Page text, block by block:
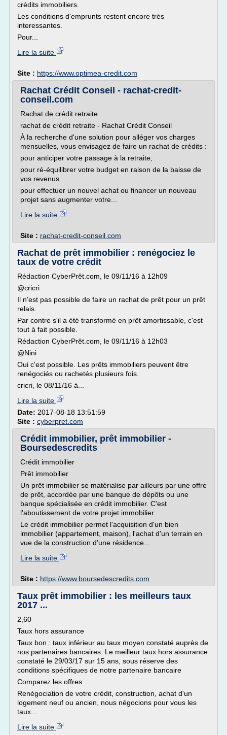
crédits immobiliers.
Les conditions d'emprunts restent encore très
interessantes.
Pour...
Lire la suite
Site : https://www.optimea-credit.com
Rachat Crédit Conseil - rachat-credit-
conseil.com
Rachat de crédit retraite
rachat de crédit retraite - Rachat Crédit Conseil
À la recherche d'une solution pour alléger vos charges
mensuelles, vous envisagez de faire un rachat de crédits :
pour anticiper votre passage à la retraite,
pour ré-équilibrer votre budget en raison de la baisse de
vos revenus
pour effectuer un nouvel achat ou financer un nouveau
projet sans augmenter votre...
Lire la suite
Site : rachat-credit-conseil.com
Rachat de prêt immobilier : renégociez le
taux de votre crédit
Rédaction CyberPrêt.com, le 09/11/16 à 12h09
@cricri
Il n'est pas possible de faire un rachat de prêt pour un prêt
relais.
Par contre s'il a été transformé en prêt amortissable, c'est
tout à fait possible.
Rédaction CyberPrêt.com, le 09/11/16 à 12h03
@Nini
Oui c'est possible. Les prêts immobiliers peuvent être
renégociés ou rachetés plusieurs fois.
cricri, le 08/11/16 à...
Lire la suite
Date: 2017-08-18 13:51:59
Site : cyberpret.com
Crédit immobilier, prêt immobilier -
Boursedescredits
Crédit immobilier
Prêt immobilier
Un prêt immobilier se matérialise par ailleurs par une offre
de prêt, accordée par une banque de dépôts ou une
banque spécialisée en crédit immobilier. C'est
l'aboutissement de votre projet immobilier.
Le crédit immobilier permet l'acquisition d'un bien
immobilier (appartement, maison), l'achat d'un terrain en
vue de la construction d'une résidence...
Lire la suite
Site : https://www.boursedescredits.com
Taux prêt immobilier : les meilleurs taux
2017 ...
2,60
Taux hors assurance
Taux bon : taux inférieur au taux moyen constaté auprès de
nos partenaires bancaires. Le meilleur taux hors assurance
constaté le 29/03/17 sur 15 ans, sous réserve des
conditions spécifiques de notre partenaire bancaire
Comparez les offres
Renégociation de votre crédit, construction, achat d'un
logement neuf ou ancien, nous négocions pour vous les
taux...
Lire la suite